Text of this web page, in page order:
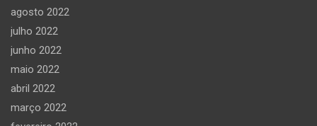
agosto 2022
julho 2022
junho 2022
maio 2022
abril 2022
março 2022